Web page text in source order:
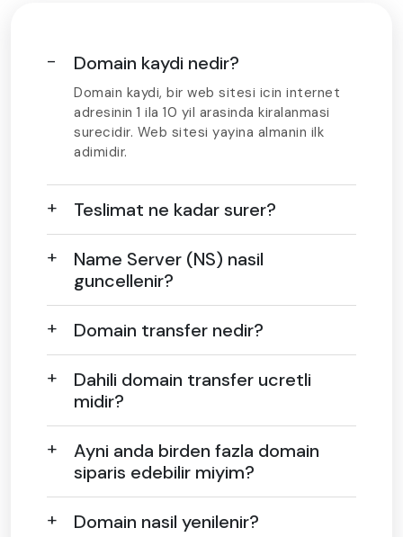
Domain kaydi nedir?
Domain kaydi, bir web sitesi icin internet
adresinin 1 ila 10 yil arasinda kiralanmasi
surecidir. Web sitesi yayina almanin ilk
adimidir.
Teslimat ne kadar surer?
Name Server (NS) nasil
guncellenir?
Domain transfer nedir?
Dahili domain transfer ucretli
midir?
Ayni anda birden fazla domain
siparis edebilir miyim?
Domain nasil yenilenir?